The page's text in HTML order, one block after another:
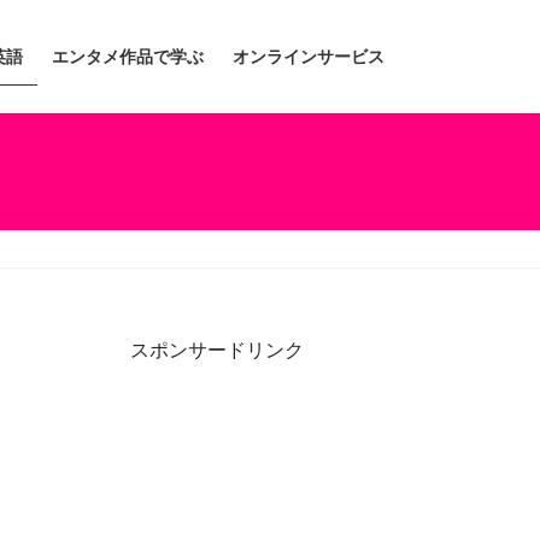
語 エンタメ作品で学ぶ オンラインサービス
スポンサードリンク